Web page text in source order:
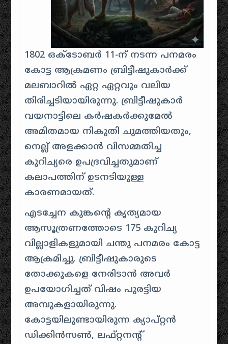
1802 ഒക്ടോബർ 11-ന് നടന്ന പനമരം
കോട്ട ആക്രമണം ബ്രിട്ടീഷുകാർക്ക്
മലബാറിൽ ഏറ്റ ഏറ്റവും വലിയ
തിരിച്ചടിയായിരുന്നു. ബ്രിട്ടീഷുകാർ
വയനാട്ടിലെ കർഷകർക്കുമേൽ
അമിതമായ നികുതി ചുമത്തിയതും,
നെല്ല് അളക്കാൻ വിസമ്മതിച്ച
കുറിച്യരെ ഉപദ്രവിച്ചതുമാണ്
കലാപത്തിന് ഉടനടിയുള്ള
കാരണമായത്.
എടച്ചേന കുങ്കന്റെ കൃത്യമായ
ആസൂത്രണത്തോടെ 175 കുറിച്യ
വില്ലാളികളുമായി ചന്തു പനമരം കോട്ട
ആക്രമിച്ചു. ബ്രിട്ടീഷുകാരുടെ
തോക്കുകളെ നേരിടാൻ അവർ
ഉപയോഗിച്ചത് വിഷം പുരട്ടിയ
അമ്പുകളായിരുന്നു.
കോട്ടയിലുണ്ടായിരുന്ന ക്യാപ്റ്റൻ
ഡിക്കിൻസൺ, ലഫ്റ്റനന്റ്